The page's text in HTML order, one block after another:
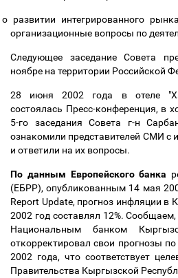
о развитии интегрированного
организационные вопросы по
Следующее заседание Совета
ноябре на территории Российской
28 июня 2002 года в отеле
состоялась Пресс-конференция, в
5-го заседания Совета г-н
ознакомили представителей СМИ с
и ответили на их вопросы.
По данным Европейского банка
(ЕБРР), опубликованным 14 мая
Report Update, прогноз инфляции в
2002 год составлял 12%.
Национальным банком
откорректировал свои прогнозы
2002 года, что соответствует
Правительства Кыргызской